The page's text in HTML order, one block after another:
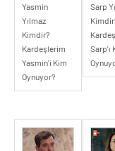
Yasmin
Yılmaz
Kimdir?
Kardeşlerim
Yasmin'i Kim
Oynuyor?
Sarp
Sarp'ı